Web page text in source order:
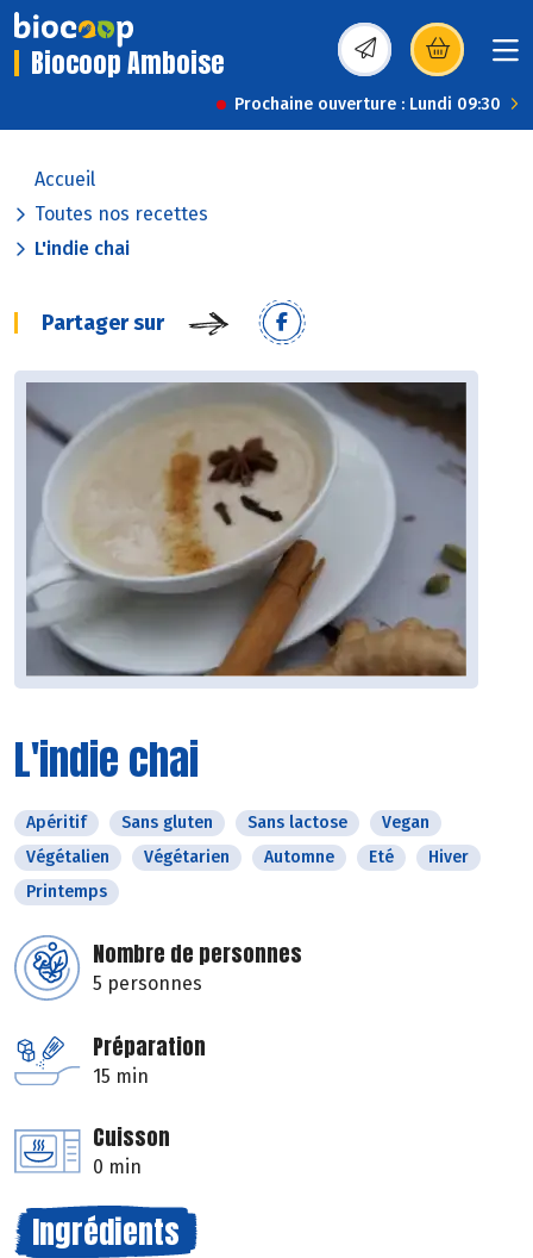
Biocoop Amboise (s’ouvre dans une
Prochaine ouverture : Lundi 09:30
Accueil
Toutes nos recettes
L'indie chai
Partager sur
L'indie chai
Apéritif Sans gluten Sans lactose
Vegan
Végétalien
Végétarien Automne Eté
Hiver
Printemps
Nombre de personnes
5 personnes
Préparation
15 min
Cuisson
0 min
Ingrédients